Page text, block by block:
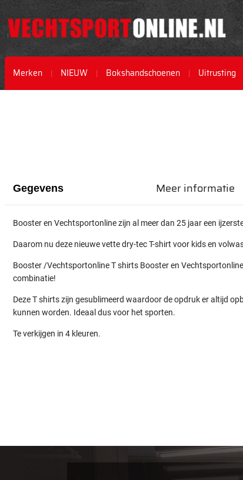
Merken NIEUW Bokshandschoenen Uitrusting
Gegevens
Booster en Vechtsportonline zijn al meer dan 25 jaar een
Daarom nu deze nieuwe vette dry-tec T-shirt voor kids en
Booster /Vechtsportonline T shirts Booster en
combinatie!
Deze T shirts zijn gesublimeerd waardoor de opdruk er altijd
kunnen worden. Ideaal dus voor het sporten.
Te verkijgen in 4 kleuren.
Meer informatie